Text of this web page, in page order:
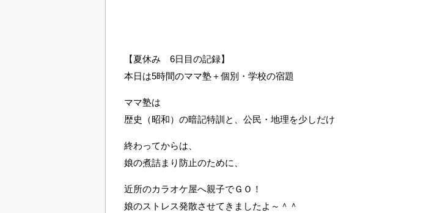
【夏休み 6日目の記録】
本日は5時間のママ塾＋個別・学校の宿題
ママ塾は
歴史（昭和）の暗記特訓と、公民・地理を少しだけ
終わってからは、
娘の煮詰まり防止のために、
近所のカラオケ屋へ親子でＧＯ！
娘のストレス発散させてきましたよ～＾＾